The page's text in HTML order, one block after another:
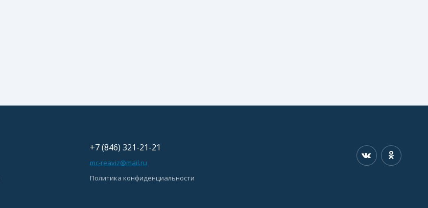
+7 (846) 321-21-21
mc-reaviz@mail.ru
Политика конфиденциальности